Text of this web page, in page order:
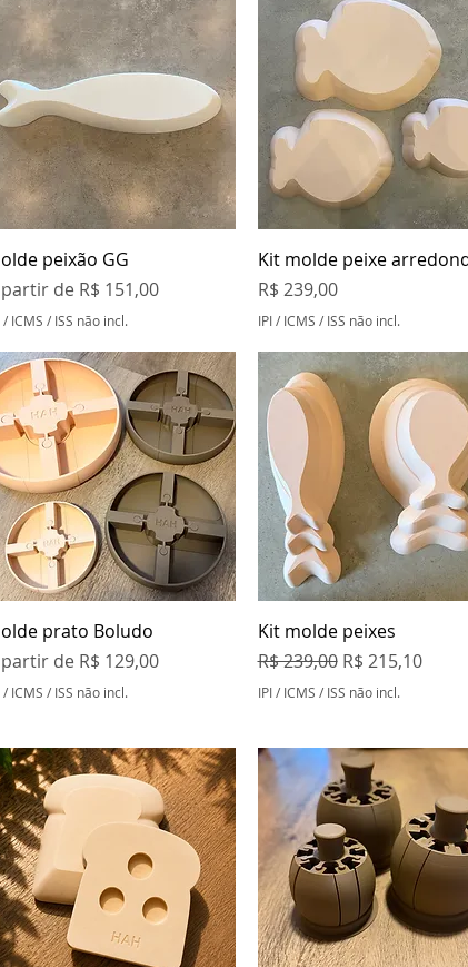
Visualização rápida
peixão GG
de R$ 151,00
promocional
/ ICMS / ISS não incl.
Visualização rápida
Kit molde peixe
Preço
R$ 239,00
IPI / ICMS / ISS não incl.
Visualização rápida
prato Boludo
de R$ 129,00
promocional
/ ICMS / ISS não incl.
Visualização rápida
Kit molde peixes
Preço normal
R$ 239,00 Preço
R$ 215,10
IPI / ICMS / ISS não incl.